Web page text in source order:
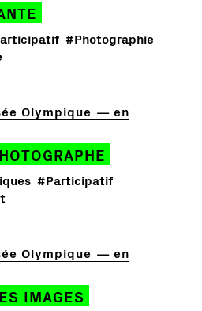
#Photographie
Olympique
en
#Participatif
Olympique
en
IMAGES